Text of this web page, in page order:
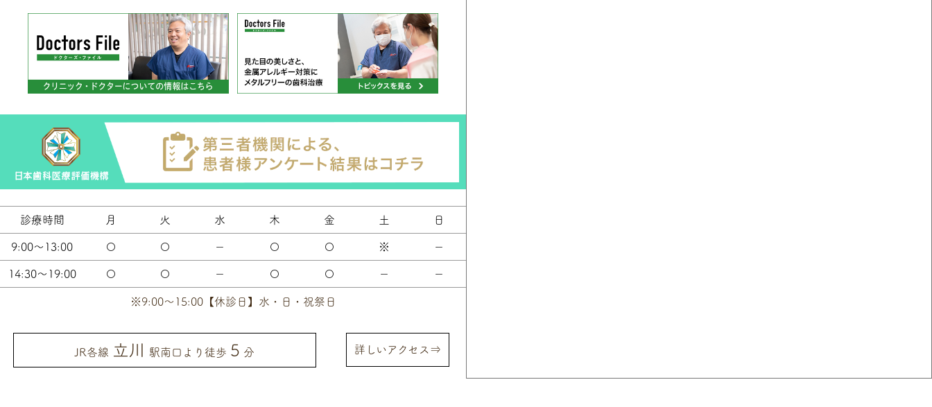
診療時間 月 火 水 木 金 土 日
9:00～13:00 〇 〇 － 〇 〇 ※ －
14:30～19:00 〇 〇 － 〇 〇 － －
※9:00～15:00【休診日】水・日・祝祭日
JR各線 立川 駅南口より徒歩 5 分 詳しいアクセス⇒